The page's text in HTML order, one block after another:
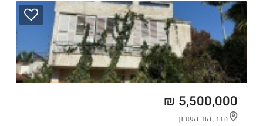
5,500,000 ₪
הדר, הוד השרון